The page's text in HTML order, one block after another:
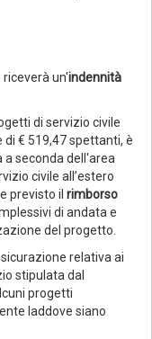
un'indennità
di servizio civile
di € 519,47 spettanti, è
a seconda dell'area
civile all’estero
previsto il rimborso
di andata e
del progetto.
relativa ai
stipulata dal
progetti
laddove siano